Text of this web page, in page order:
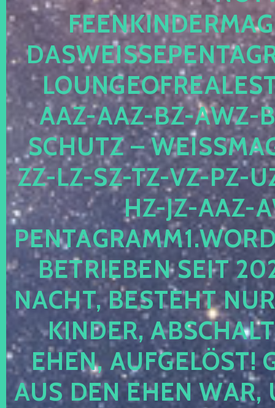
AZ-AAZ-BZ-AWZ-
CHUTZ –
-LZ-SZ-TZ-VZ-PZ-UZ-
-JZ-AAZ-
TRIEBEN SEIT 2024
CHT, BESTEHT NUR
NDER,
EN, AUFGELÖST!
S DEN EHEN WAR,